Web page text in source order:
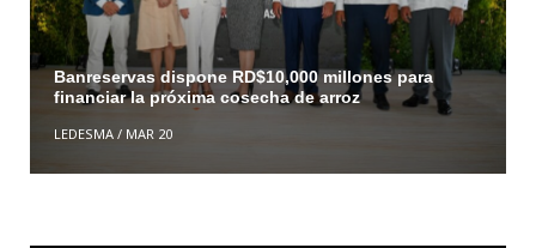
Banreservas dispone RD$10,000 millones para
financiar la próxima cosecha de arroz
LEDESMA/ MAR 20